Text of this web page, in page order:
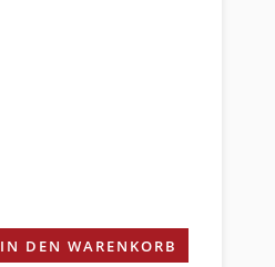
IN DEN WARENKORB